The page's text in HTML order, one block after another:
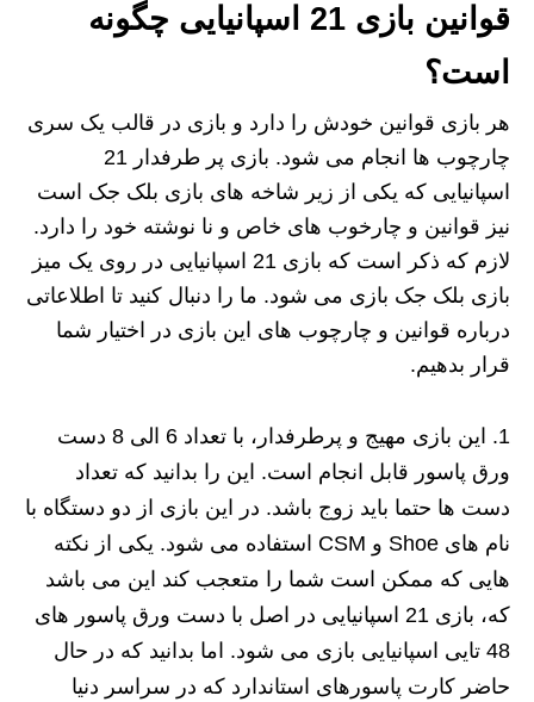
قوانین بازی 21 اسپانیایی
چگونه
است؟
هر بازی قوانین خودش را دارد و بازی در قالب یک سری
چارچوب ها انجام می شود. بازی پر طرفدار 21
اسپانیایی که یکی از زیر شاخه های بازی بلک جک است
نیز قوانین و چارخوب های خاص و نا نوشته خود را دارد.
لازم که ذکر است که بازی 21 اسپانیایی در روی یک میز
بازی بلک جک بازی می شود. ما را دنبال کنید تا اطلاعاتی
درباره قوانین و چارچوب های این بازی در اختیار شما
قرار بدهیم.
این بازی مهیج و پرطرفدار، با تعداد 6 الی 8 دست
ورق پاسور قابل انجام است. این را بدانید که تعداد
دست ها حتما باید زوج باشد. در این بازی از دو دستگاه با
نام های Shoe و CSM استفاده می شود. یکی از نکته
هایی که ممکن است شما را متعجب کند این می باشد
که، بازی 21 اسپانیایی در اصل با دست ورق پاسور های
48 تایی اسپانیایی بازی می شود. اما بدانید که در حال
حاضر کارت پاسورهای استاندارد که در سراسر دنیا